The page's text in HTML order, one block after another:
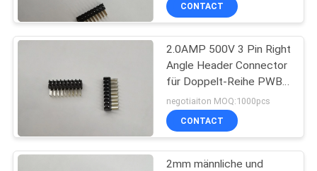
TRETEN
IN
VERBINDUNG
weibliches
Titelverbindungsstück
91
CONTACT
2.0AMP 500V 3 Pin Right
Angle Header Connector
für Doppelt-Reihe PWB-
MP3
negotiaiton MOQ:1000pcs
CONTACT
2mm männliche und